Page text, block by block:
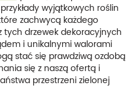
wyjątkowych roślin
zachwycą każdego
tych drzewek dekoracyjnych
i unikalnymi walorami
stać się prawdziwą ozdobą
się z naszą ofertą i
przestrzeni zielonej